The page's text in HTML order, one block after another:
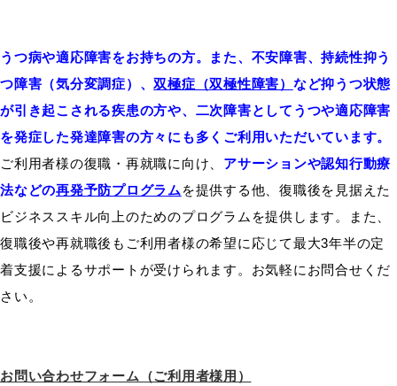
うつ病や適応障害をお持ちの方。また、不安障害、持続性抑う
つ障害（気分変調症）、双極症（双極性障害） など抑うつ状態
が引き起こされる疾患の方や、二次障害としてうつや適応障害
を発症した発達障害の方々にも多くご利用いただいています。
ご利用者様の復職・再就職に向け、 アサーションや認知行動療
法などの再発予防プログラム を提供する他、復職後を見据えた
ビジネススキル向上のためのプログラムを提供します。また、
復職後や再就職後もご利用者様の希望に応じて最大3年半の定
着支援によるサポートが受けられます。お気軽にお問合せくだ
さい。
お問い合わせフォーム（ご利用者様用）